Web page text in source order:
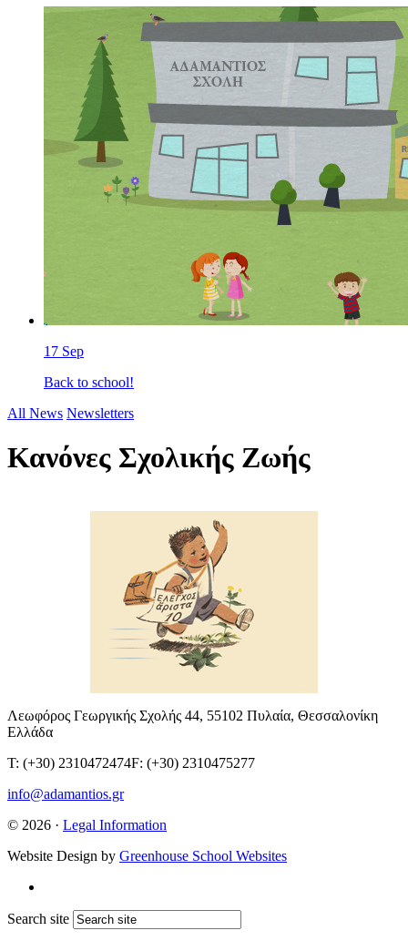
17 Sep
Back to school!
All News Newsletters
Κανόνες Σχολικής Ζωής
Λεωφόρος Γεωργικής Σχολής 44, 55102 Πυλαία, Θεσσαλονίκη
Ελλάδα
T: (+30) 2310472474F: (+30) 2310475277
info@adamantios.gr
© 2026 · Legal Information
Website Design by Greenhouse School Websites
Search site